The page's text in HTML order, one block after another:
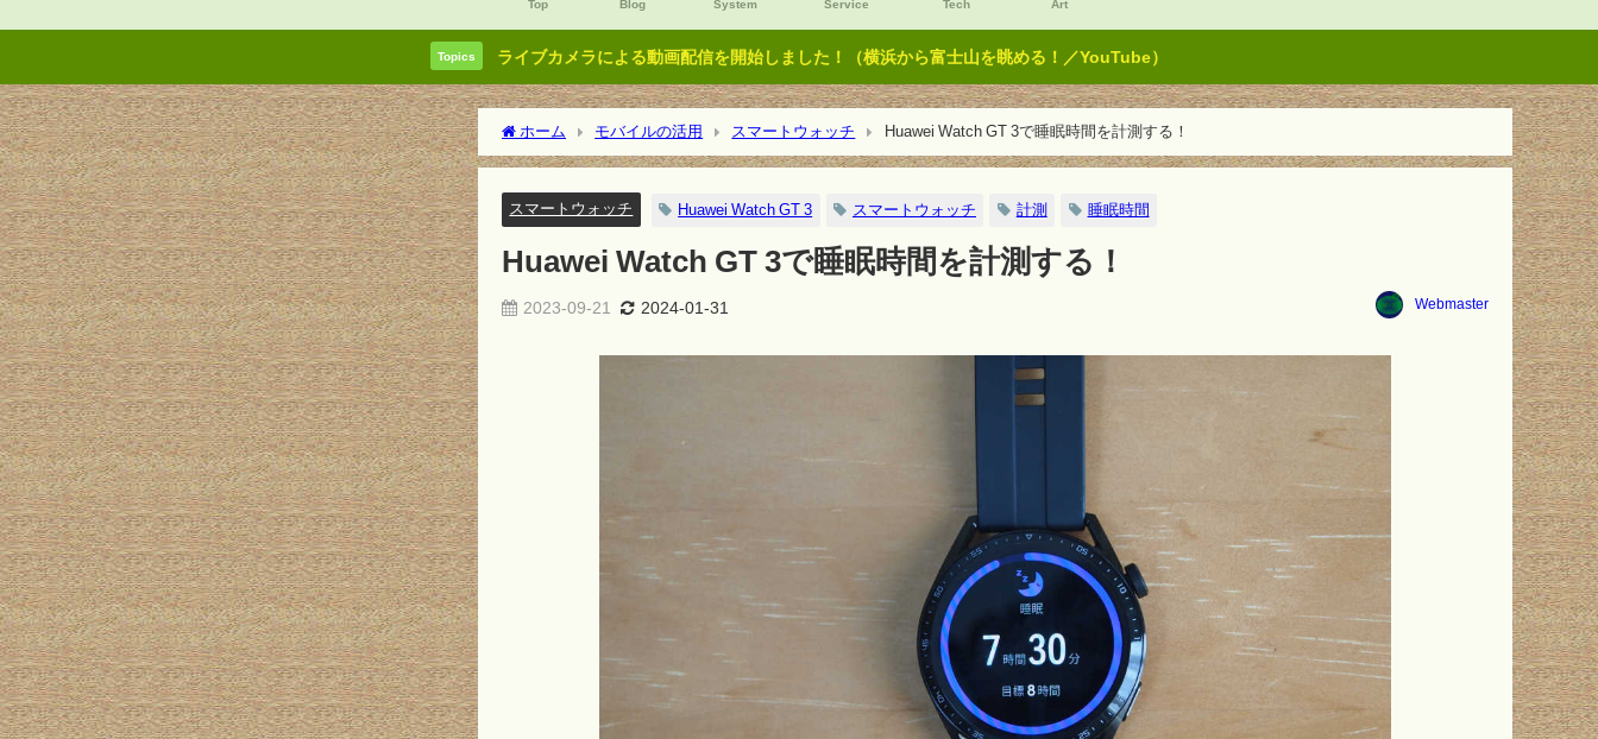
Top Blog System Service Tech Art
Topics ライブカメラによる動画配信を開始しました！（横浜から富士山を眺める！／YouTube）
ホーム モバイルの活用 スマートウォッチ Huawei Watch GT 3で睡眠時間を計測する！
スマートウォッチ Huawei Watch GT 3 スマートウォッチ 計測 睡眠時間
Huawei Watch GT 3で睡眠時間を計測する！
2023-09-21 2024-01-31 Webmaster